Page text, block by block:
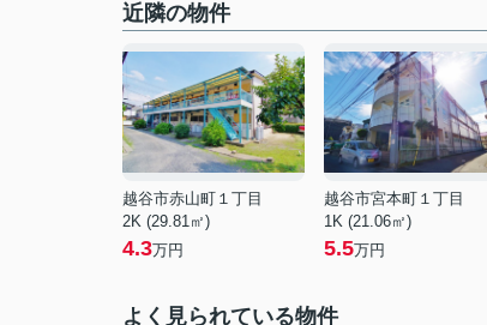
近隣の物件
越谷市赤山町１丁目
2K (29.81㎡)
4.3万円
越谷市宮本町１丁目
1K (21.06㎡)
5.5万円
よく見られている物件